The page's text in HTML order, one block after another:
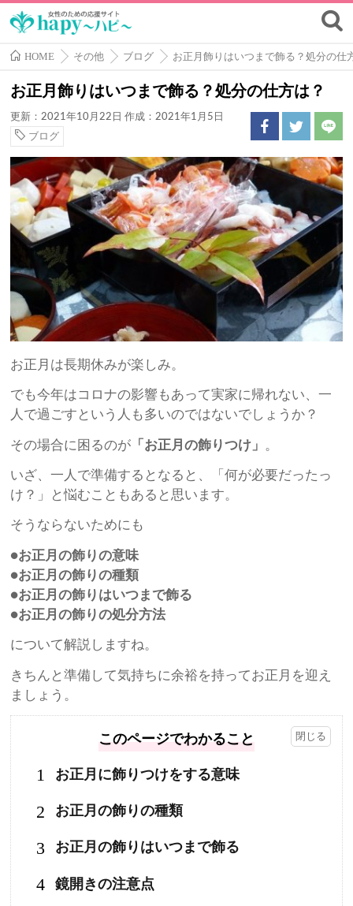
HOME その他 ブログ お正月飾りはいつまで飾る？処分の仕
お正月飾りはいつまで飾る？処分の仕方は？
更新：2021年10月22日 作成：2021年1月5日
ブログ
お正月は長期休みが楽しみ。
でも今年はコロナの影響もあって実家に帰れない、一
人で過ごすという人も多いのではないでしょうか？
その場合に困るのが 「お正月の飾りつけ」 。
いざ、一人で準備するとなると、「何が必要だったっ
け？」と悩むこともあると思います。
そうならないためにも
●お正月の飾りの意味
●お正月の飾りの種類
●お正月の飾りはいつまで飾る
●お正月の飾りの処分方法
について解説しますね。
きちんと準備して気持ちに余裕を持ってお正月を迎え
ましょう。
このページでわかること
1 お正月に飾りつけをする意味
2 お正月の飾りの種類
3 お正月の飾りはいつまで飾る
4 鏡開きの注意点